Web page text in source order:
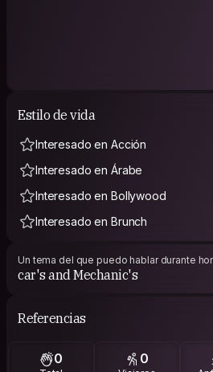
Estilo de vida
Interesado en Acción
Interesado en Árabe
Interesado en Bollywood
Interesado en Brunch
Un tema del que puedo hablar durante
car's and Mechanic's
Referencias
0 0